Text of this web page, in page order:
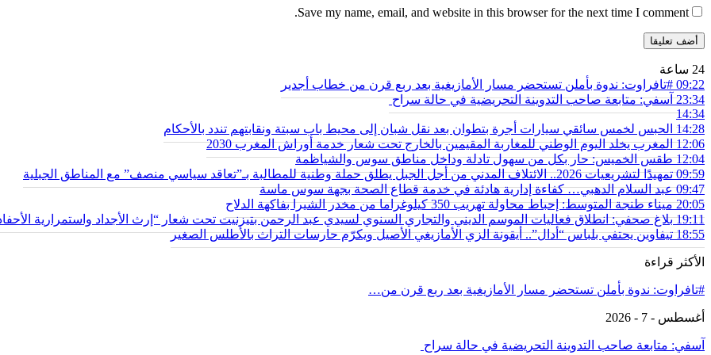
Save my name, email, and website in this browser for the next time I comment.
24 ساعة
09:22 #تافراوت: ندوة بأملن تستحضر مسار الأمازيغية بعد ربع قرن من خطاب أجدير
23:34 آسفي: متابعة صاحب التدوينة التحريضية في حالة سراح
14:34
14:28 الحبس لخمس سائقي سيارات أجرة بتطوان بعد نقل شبان إلى محيط باب سبتة ونقابتهم تندد بالأحكام
12:06 المغرب يخلد اليوم الوطني للمغاربة المقيمين بالخارج تحت شعار خدمة أوراش المغرب 2030
12:04 طقس الخميس: ﺣﺎﺭ بكل من سهول تادلة وداخل مناطق سوس والشياظمة
09:59 تمهيدًا لتشريعيات 2026.. الائتلاف المدني من أجل الجبل يطلق حملة وطنية للمطالبة بـ”تعاقد سياسي منصف” مع المناطق الجبلية
09:47 عبد السلام الدهبي… كفاءة إدارية هادئة في خدمة قطاع الصحة بجهة سوس ماسة
20:05 ميناء طنجة المتوسط: إحباط محاولة تهريب 350 كيلوغراما من مخدر الشيرا بفاكهة الدلاح
19:11 بلاغ صحفي: انطلاق فعاليات الموسم الديني والتجاري السنوي لسيدي عبد الرحمن بتيزنيت تحت شعار “إرث الأجداد واستمرارية
18:55 تيفاوين يحتفي بلباس “أدال”.. أيقونة الزي الأمازيغي الأصيل ويكرّم حارسات التراث بالأطلس الصغير
الأكثر قراءة
#تافراوت: ندوة بأملن تستحضر مسار الأمازيغية بعد ربع قرن من…
أغسطس - 7 - 2026
آسفي: متابعة صاحب التدوينة التحريضية في حالة سراح